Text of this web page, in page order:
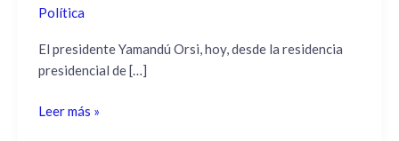
Política
El presidente Yamandú Orsi, hoy, desde la residencia
presidencial de […]
Leer más »